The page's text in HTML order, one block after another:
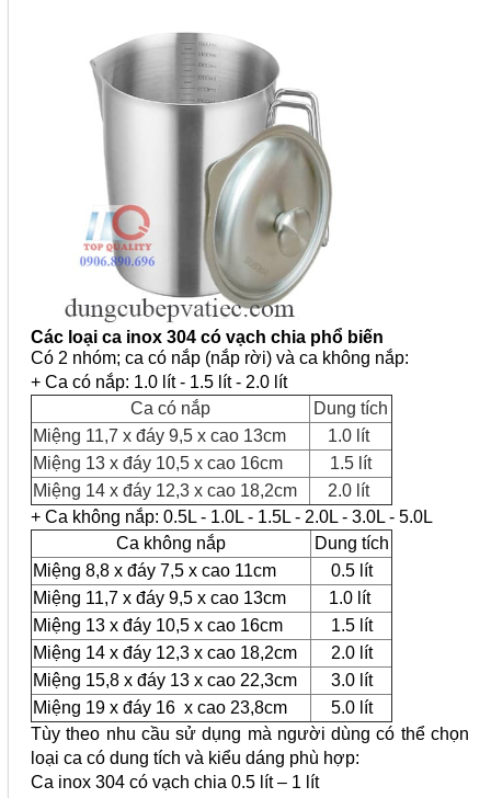
Các loại ca inox 304 có vạch chia phổ biến
Có 2 nhóm; ca có nắp (nắp rời) và ca không nắp:
+ Ca có nắp: 1.0 lít - 1.5 lít - 2.0 lít
Ca có nắp
Dung tích
Miệng 11,7 x đáy 9,5 x cao 13cm
1.0 lít
Miệng 13 x đáy 10,5 x cao 16cm
1.5 lít
Miệng 14 x đáy 12,3 x cao 18,2cm
2.0 lít
+ Ca không nắp: 0.5L - 1.0L - 1.5L - 2.0L - 3.0L - 5.0L
Ca không nắp
Dung tích
Miệng 8,8 x đáy 7,5 x cao 11cm
0.5 lít
Miệng 11,7 x đáy 9,5 x cao 13cm
1.0 lít
Miệng 13 x đáy 10,5 x cao 16cm
1.5 lít
Miệng 14 x đáy 12,3 x cao 18,2cm
2.0 lít
Miệng 15,8 x đáy 13 x cao 22,3cm
3.0 lít
Miệng 19 x đáy 16 x cao 23,8cm
5.0 lít
Tùy theo nhu cầu sử dụng mà người dùng có thể chọn
loại ca có dung tích và kiểu dáng phù hợp:
Ca inox 304 có vạch chia 0.5 lít – 1 lít